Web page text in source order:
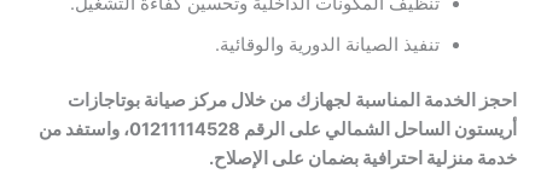
تنفيذ الصيانة الدورية والوقائية.
احجز الخدمة المناسبة لجهازك من خلال مركز صيانة بوتاجازات
أريستون الساحل الشمالي على الرقم 01211114528، واستفد من
خدمة منزلية احترافية بضمان على الإصلاح.